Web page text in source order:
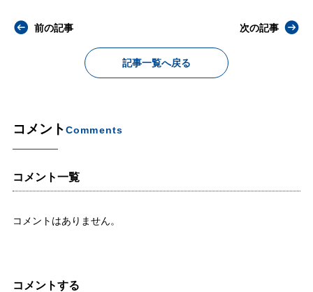
前の記事
記事一覧へ戻る
次の記事
コメントComments
コメント一覧
コメントはありません。
コメントする